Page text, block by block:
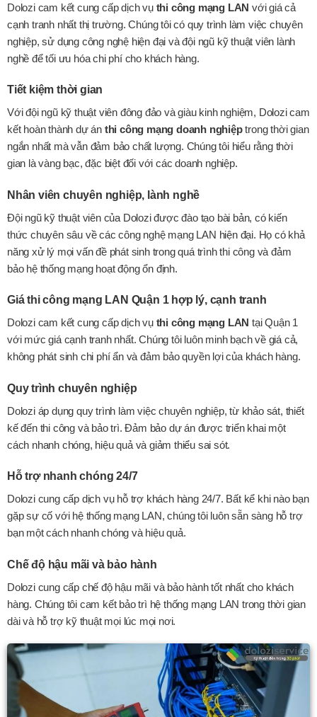
Dolozi cam kết cung cấp dịch vụ thi công mạng LAN với giá cả
cạnh tranh nhất thị trường. Chúng tôi có quy trình làm việc chuyên
nghiệp, sử dụng công nghệ hiện đại và đội ngũ kỹ thuật viên lành
nghề để tối ưu hóa chi phí cho khách hàng.
Tiết kiệm thời gian
Với đội ngũ kỹ thuật viên đông đảo và giàu kinh nghiệm, Dolozi cam
kết hoàn thành dự án thi công mạng doanh nghiệptrong thời gian
ngắn nhất mà vẫn đảm bảo chất lượng. Chúng tôi hiểu rằng thời
gian là vàng bạc, đặc biệt đối với các doanh nghiệp.
Nhân viên chuyên nghiệp, lành nghề
Đội ngũ kỹ thuật viên của Dolozi được đào tạo bài bản, có kiến
thức chuyên sâu về các công nghệ mạng LAN hiện đại. Họ có khả
năng xử lý mọi vấn đề phát sinh trong quá trình thi công và đảm
bảo hệ thống mạng hoạt động ổn định.
Giá thi công mạng LAN Quận 1 hợp lý, cạnh tranh
Dolozi cam kết cung cấp dịch vụ thi công mạng LAN tại Quận 1
với mức giá cạnh tranh nhất. Chúng tôi luôn minh bạch về giá cả,
không phát sinh chi phí ẩn và đảm bảo quyền lợi của khách hàng.
Quy trình chuyên nghiệp
Dolozi áp dụng quy trình làm việc chuyên nghiệp, từ khảo sát, thiết
kế đến thi công và bảo trì. Đảm bảo dự án được triển khai một
cách nhanh chóng, hiệu quả và giảm thiểu sai sót.
Hỗ trợ nhanh chóng 24/7
Dolozi cung cấp dịch vụ hỗ trợ khách hàng 24/7. Bất kể khi nào bạn
gặp sự cố với hệ thống mạng LAN, chúng tôi luôn sẵn sàng hỗ trợ
bạn một cách nhanh chóng và hiệu quả.
Chế độ hậu mãi và bảo hành
Dolozi cung cấp chế độ hậu mãi và bảo hành tốt nhất cho khách
hàng. Chúng tôi cam kết bảo trì hệ thống mạng LAN trong thời gian
dài và hỗ trợ kỹ thuật mọi lúc mọi nơi.